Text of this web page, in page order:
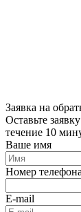
Заявка на
Оставьте
течение 10
Ваше имя
Номер
E-mail